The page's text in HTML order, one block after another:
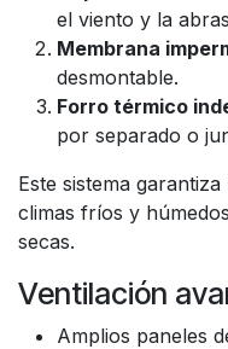
el viento y la
Membrana
desmontable.
Forro térmico
por separado o
Este sistema
climas fríos y
secas.
Ventilación
Amplios paneles